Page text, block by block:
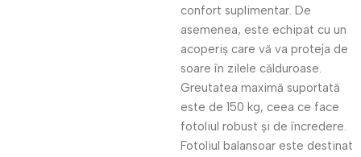
confort suplimentar. De
asemenea, este echipat cu un
acoperiș care vă va proteja de
soare în zilele călduroase.
Greutatea maximă suportată
este de 150 kg, ceea ce face
fotoliul robust și de încredere.
Fotoliul balansoar este destinat